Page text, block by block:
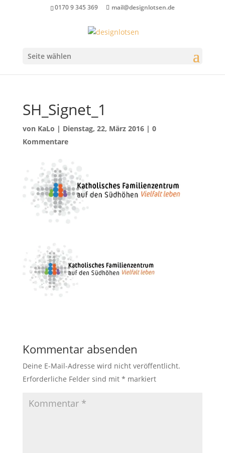
0170 9 345 369 mail@designlotsen.de
Seite wählen
SH_Signet_1
von KaLo | Dienstag, 22, März 2016| 0
Kommentare
Kommentar absenden
Deine E-Mail-Adresse wird nicht veröffentlicht.
Erforderliche Felder sind mit * markiert